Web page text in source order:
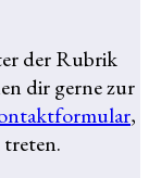
der Rubrik
dir gerne zur
,